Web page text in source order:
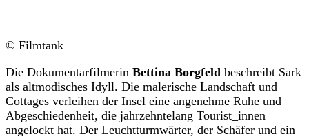
© Filmtank
Die Dokumentarfilmerin Bettina Borgfeld beschreibt Sark
als altmodisches Idyll. Die malerische Landschaft und
Cottages verleihen der Insel eine angenehme Ruhe und
Abgeschiedenheit, die jahrzehntelang Tourist_innen
angelockt hat. Der Leuchtturmwärter, der Schäfer und ein